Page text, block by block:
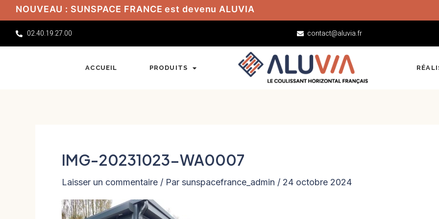
Aller
au
contenu
NOUVEAU : SUNSPACE FRANCE est devenu ALUVIA
02.40.19.27.00 contact@aluvia.fr
ACCUEIL PRODUITS
IMG-20231023-WA0007
Laisser un commentaire / Par sunspacefrance_admin / 24 octobre 2024